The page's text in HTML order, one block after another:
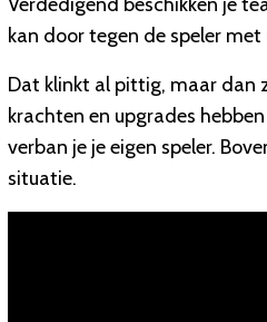
kan door tegen de speler
Dat klinkt al pittig, maar dan
krachten en upgrades
verban je je eigen speler.
situatie.